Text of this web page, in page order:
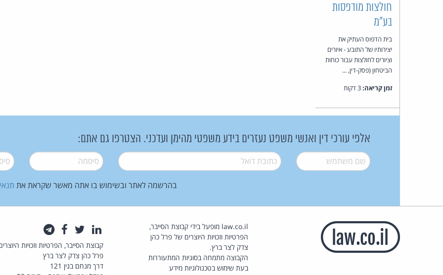
חולצות מודפסות
בע"מ
בית הדפוס העתיק את
יצירותיו של התובע - איורים
וציורים לחולצות עבור כוחות
הביטחון (פסק-דין, ...
זמן קריאה:
אלפי עורכי דין ואנשי משפט נעזרים בידע משפטי מהימן ועדכני. הצטרפו גם אתם:
שם משתמש* דואל* סיסמה*
בהרשמה לאתר ובשימוש בו אתה מאשר שקראת את
law.co.il מופעל בידי קבוצת הסייבר,
הפרטיות וזכויות היוצרים של פרל כהן
צדק לצר ברץ.
הקבוצה מתמחה בסוגיות המתעוררות
בעת שימוש בטכנולוגיות מידע
לינקדאין
טוויטרפייסבוק
קבוצת הסייבר, הפרטיות וזכויות
פרל כהן צדק לצר ברץ
דרך מנחם בגין 121